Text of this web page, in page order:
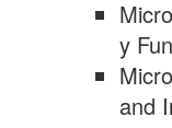
y
and